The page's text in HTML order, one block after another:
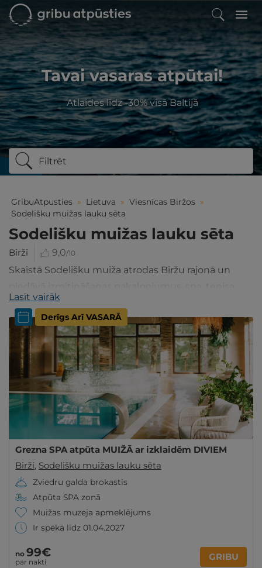
Tavai vasaras atpūtai!
Atlaides līdz -30% visā Baltijā
Filtrēt
GribuAtpusties » Lietuva » Viesnīcas Biržos »
Sodelišku muižas lauku sēta
Sodelišku muižas lauku sēta
Birži 9,0/10
Skaistā Sodelišku muiža atrodas Biržu rajonā un
kortus, bērnu rotaļu istabu, ir muzejs un citas
izklaides.
Lasīt vairāk
Derīgs Arī VASARĀ
Grezna SPA atpūta MUIŽĀ ar izklaidēm DIVIEM
Birži, Sodelišku muižas lauku sēta
Zviedru galda brokastis
Atpūta SPA zonā
Muižas muzeja apmeklējums
Ir spēkā līdz 01.04.2027
no 99€
par nakti GRIBU